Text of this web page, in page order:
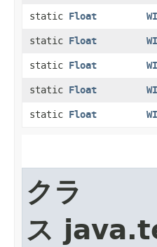
static Float
static Float
static Float
static Float
static Float
クラ
ス